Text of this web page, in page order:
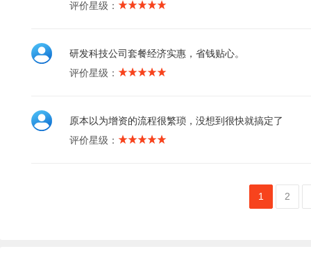
评价星级：
研发科技公司套餐经济实惠，省钱贴心。
评价星级：
原本以为增资的流程很繁琐，没想到很快就搞定了
评价星级：
1 2